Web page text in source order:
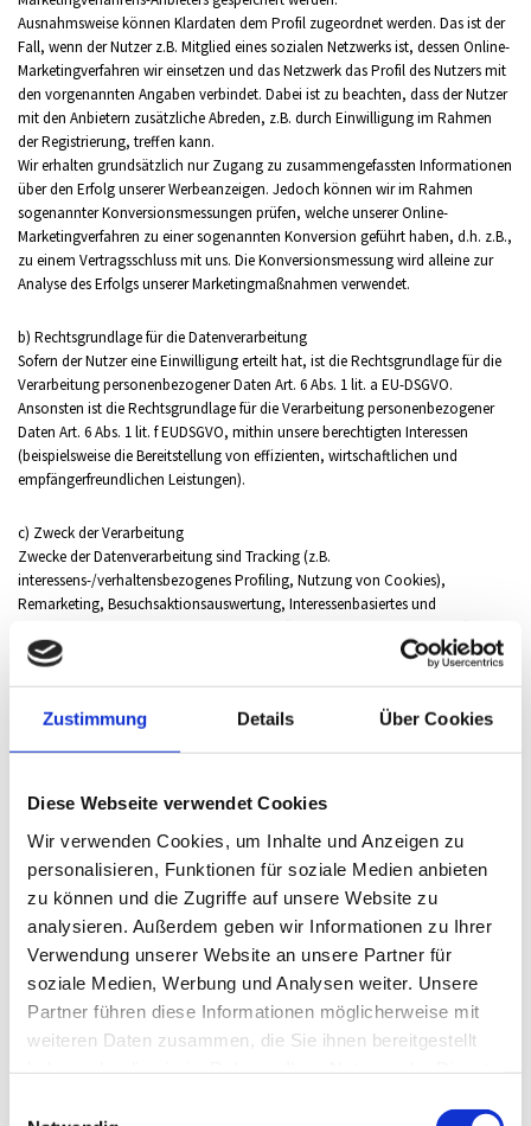
Zustimmung Details Über Cookies
Diese Webseite verwendet Cookies
Wir verwenden Cookies, um Inhalte und Anzeigen zu
personalisieren, Funktionen für soziale Medien anbieten
zu können und die Zugriffe auf unsere Website zu
analysieren. Außerdem geben wir Informationen zu Ihrer
Verwendung unserer Website an unsere Partner für
soziale Medien, Werbung und Analysen weiter. Unsere
Partner führen diese Informationen möglicherweise mit
weiteren Daten zusammen, die Sie ihnen bereitgestellt
Ausnahmsweise können Klardaten dem Profil zugeordnet werden. Das ist der
Fall, wenn der Nutzer z.B. Mitglied eines sozialen Netzwerks ist, dessen Online-
Marketingverfahren wir einsetzen und das Netzwerk das Profil des Nutzers mit
den vorgenannten Angaben verbindet. Dabei ist zu beachten, dass der Nutzer
mit den Anbietern zusätzliche Abreden, z.B. durch Einwilligung im Rahmen
der Registrierung, treffen kann.
Wir erhalten grundsätzlich nur Zugang zu zusammengefassten Informationen
über den Erfolg unserer Werbeanzeigen. Jedoch können wir im Rahmen
sogenannter Konversionsmessungen prüfen, welche unserer Online-
Marketingverfahren zu einer sogenannten Konversion geführt haben, d.h. z.B.,
zu einem Vertragsschluss mit uns. Die Konversionsmessung wird alleine zur
Analyse des Erfolgs unserer Marketingmaßnahmen verwendet.
b) Rechtsgrundlage für die Datenverarbeitung
Sofern der Nutzer eine Einwilligung erteilt hat, ist die Rechtsgrundlage für die
Verarbeitung personenbezogener Daten Art. 6 Abs. 1 lit. a EU-DSGVO.
Ansonsten ist die Rechtsgrundlage für die Verarbeitung personenbezogener
Daten Art. 6 Abs. 1 lit. f EUDSGVO, mithin unsere berechtigten Interessen
(beispielsweise die Bereitstellung von effizienten, wirtschaftlichen und
empfängerfreundlichen Leistungen).
c) Zweck der Verarbeitung
Zwecke der Datenverarbeitung sind Tracking (z.B.
interessens-/verhaltensbezogenes Profiling, Nutzung von Cookies),
Remarketing, Besuchsaktionsauswertung, Interessenbasiertes und
Konversionsmessung (Messung der Effektivität von Marketingmaßnahmen),
Reichweitenmessung (z.B. Zugriffsstatistiken, Erkennung wiederkehrender
relevanten Zielgruppen oder sonstige Ausgabe von Inhalten), Cross-Device
Tracking (geräteübergreifende Verarbeitung von Nutzerdaten für
In diesen Zwecken liegt auch unser berechtigtes Interesse in der Verarbeitung
Zwecke der Datenverarbeitung sind
von Cookies)
Remarketing
Besuchsaktionsauswertung
Interessenbasiertes und verhaltensbezogenes Marketing